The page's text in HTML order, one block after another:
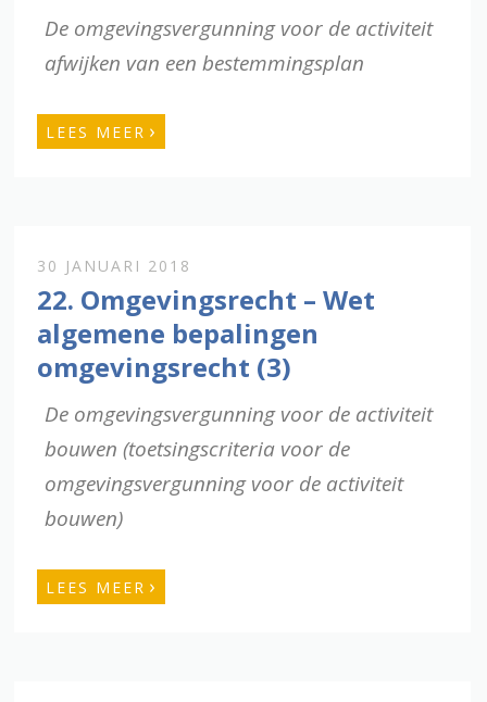
De omgevingsvergunning voor de activiteit
afwijken van een bestemmingsplan
LEES MEER ›
30 JANUARI 2018
22. Omgevingsrecht – Wet
algemene bepalingen
omgevingsrecht (3)
De omgevingsvergunning voor de activiteit
bouwen (toetsingscriteria voor de
omgevingsvergunning voor de activiteit
bouwen)
LEES MEER ›